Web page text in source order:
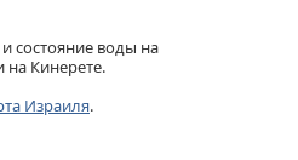
состояние воды на
Кинерете.
Израиля.